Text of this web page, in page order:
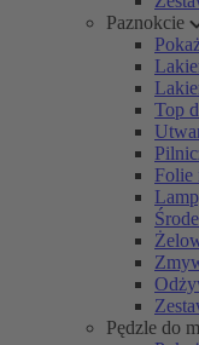
Paznokcie
Top
Folie
Pędzle do